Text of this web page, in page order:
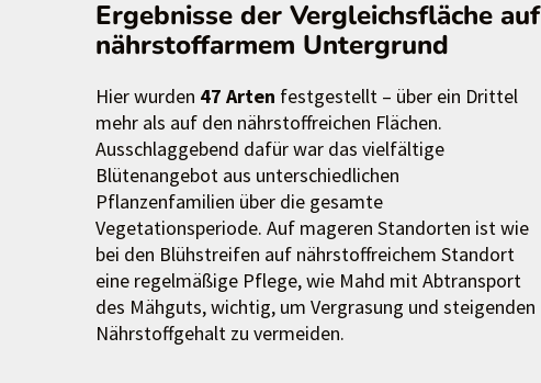
Ergebnisse der Vergleichsfläche auf
nährstoffarmem Untergrund
Hier wurden 47 Arten festgestellt – über ein Drittel
mehr als auf den nährstoffreichen Flächen.
Ausschlaggebend dafür war das vielfältige
Blütenangebot aus unterschiedlichen
Pflanzenfamilien über die gesamte
Vegetationsperiode. Auf mageren Standorten ist wie
bei den Blühstreifen auf nährstoffreichem Standort
eine regelmäßige Pflege, wie Mahd mit Abtransport
des Mähguts, wichtig, um Vergrasung und steigenden
Nährstoffgehalt zu vermeiden.